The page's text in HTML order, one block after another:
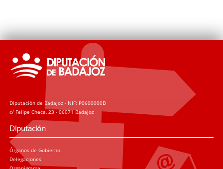
Diputación de Badajoz - NIF: P0600000D
c/ Felipe Checa, 23 - 06071 Badajoz
Diputación
Órganos de Gobierno
Delegaciones